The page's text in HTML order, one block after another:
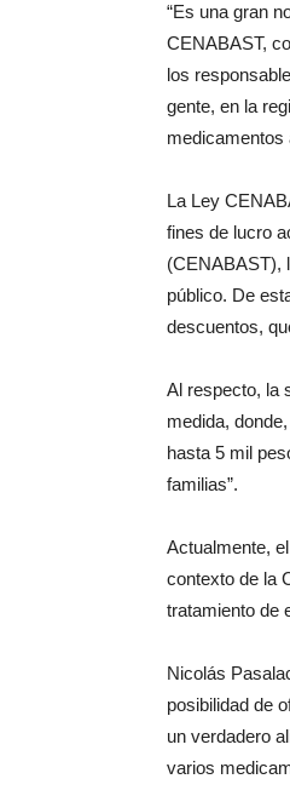
“Es una gran
CENABAST,
los
gente, en la
medicamentos
La Ley
fines de lucro
(CENABAST),
público. De
descuentos,
Al respecto, la
medida,
hasta 5 mil
familias”.
Actualmente,
contexto de la
tratamiento de
Nicolás
posibilidad de
un verdadero
varios